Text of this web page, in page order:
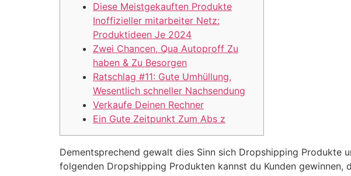
Diese Meistgekauften Produkte
Inoffizieller mitarbeiter Netz:
Produktideen Je 2024
Zwei Chancen, Qua Autoproff Zu
haben & Zu Besorgen
Ratschlag #11: Gute Umhüllung,
Wesentlich schneller Nachsendung
Verkaufe Deinen Rechner
Ein Gute Zeitpunkt Zum Abs z
Dementsprechend gewalt dies Sinn sich Dropshipping Produkte
folgenden Dropshipping Produkten kannst du Kunden